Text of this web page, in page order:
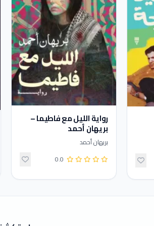
رواية الليل مع فاطيما –
بريهان أحمد
بريهان أحمد
0.0